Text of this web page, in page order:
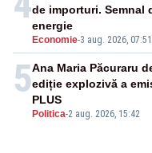
Economie-3 aug. 2026, 07:51
de importuri. Semnal
energie
5
Politica-2 aug. 2026, 15:42
Ana Maria Păcuraru
ediție explozivă a
PLUS